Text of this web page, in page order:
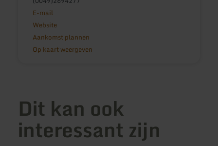
E-mail
Website
Aankomst plannen
Op kaart weergeven
Dit kan ook
interessant zijn